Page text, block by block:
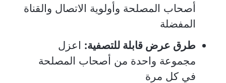
أصحاب المصلحة وأولوية الاتصال والقناة
المفضلة
طرق عرض قابلة للتصفية: اعزل
مجموعة واحدة من أصحاب المصلحة
في كل مرة